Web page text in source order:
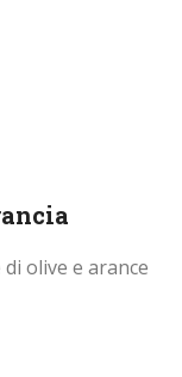
olive e arance